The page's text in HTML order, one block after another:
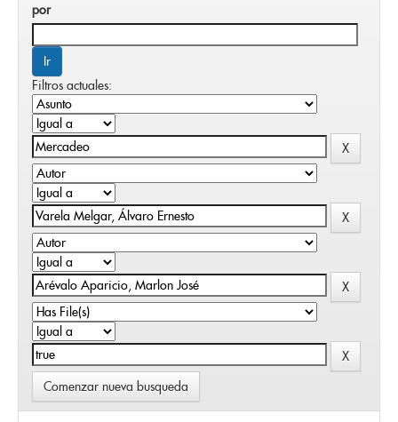
por
Filtros actuales:
Comenzar nueva busqueda